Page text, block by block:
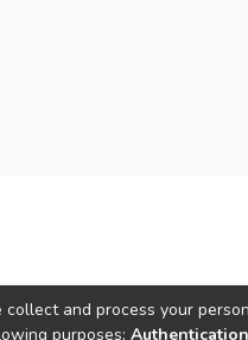
collect and process your
purposes: